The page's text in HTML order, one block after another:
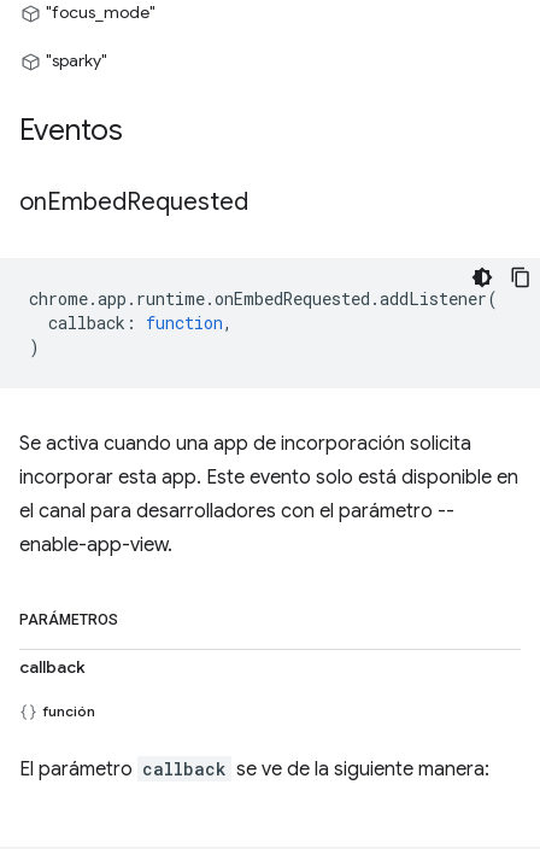
"focus_mode"
"sparky"
Eventos
onEmbedRequested
chrome.app . runtime.onEmbedRequested .addListener(
callback : function,
)
Se activa cuando una app de incorporación solicita
incorporar esta app. Este evento solo está disponible en
el canal para desarrolladores con el parámetro --
enable-app-view.
PARÁMETROS
callback
función
El parámetro callback se ve de la siguiente manera: